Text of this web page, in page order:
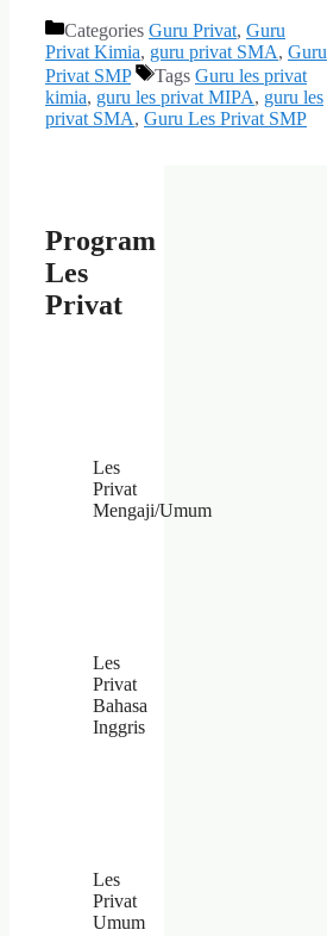
Categories Guru Privat, Guru
Privat Kimia, guru privat SMA, Guru
Privat SMP
Tags Guru les privat
kimia, guru les privat MIPA, guru les
privat SMA, Guru Les Privat SMP
Program
Les
Privat
Les
Privat
Mengaji/Umum
Les
Privat
Bahasa
Inggris
Les
Privat
Umum